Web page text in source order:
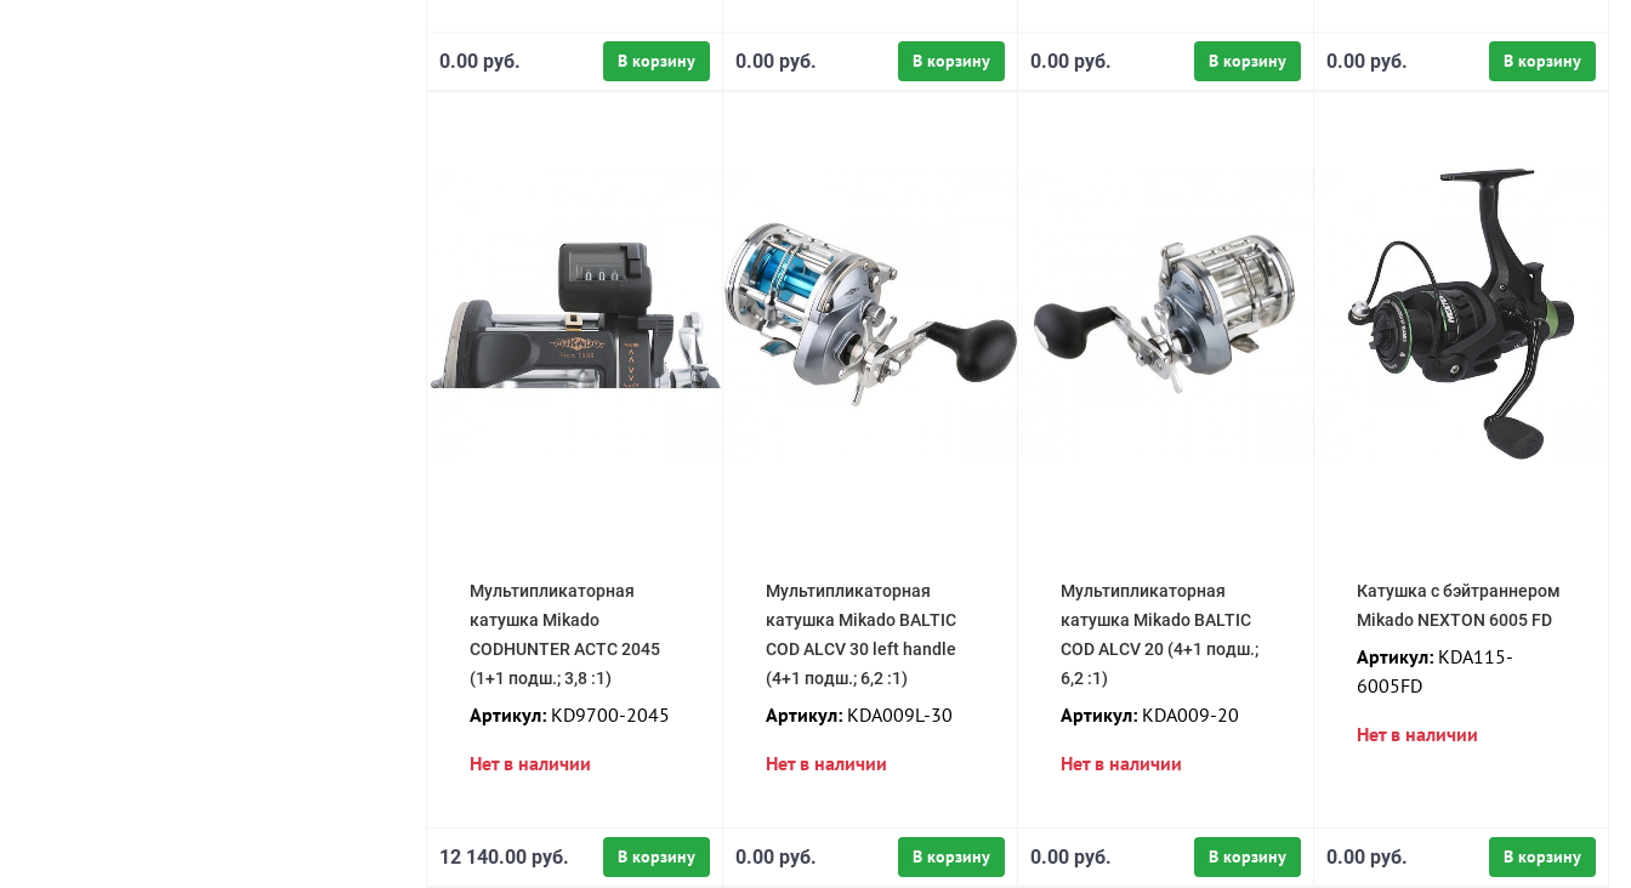
В корзину
0.00 руб. В корзину
0.00 руб. В корзину
0.00 руб. В корзину
0.00 руб.
Мультипликаторная
катушка Mikado
CODHUNTER ACTC 2045
(1+1 подш.; 3,8 :1)
Артикул: KD9700-2045
Нет в наличии
В корзину
12 140.00 руб.
Мультипликаторная
катушка Mikado BALTIC
COD ALCV 30 left handle
(4+1 подш.; 6,2 :1)
Артикул:KDA009L-30
Нет в наличии
В корзину
0.00 руб.
Мультипликаторная
катушка Mikado BALTIC
COD ALCV 20 (4+1 подш.;
6,2 :1)
Артикул: KDA009-20
Нет в наличии
В корзину
0.00 руб.
Катушка с бэйтраннером
Mikado NEXTON 6005 FD
Артикул:KDA115-
6005FD
Нет в наличии
В корзину
0.00 руб.